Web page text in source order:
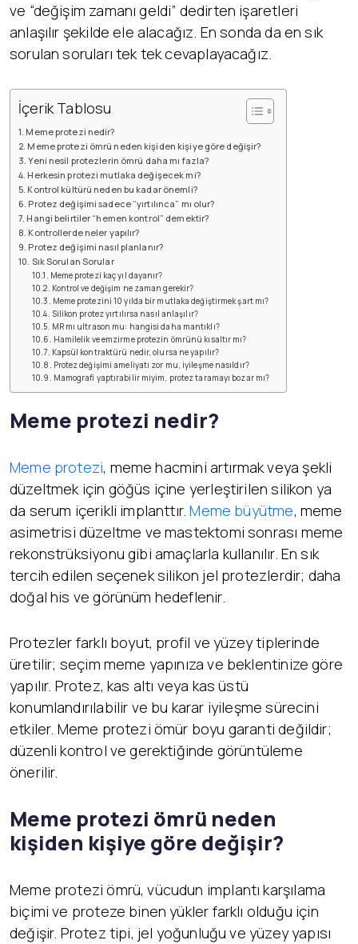
ve “değişim zamanı geldi” dedirten işaretleri
anlaşılır şekilde ele alacağız. En sonda da en sık
sorulan soruları tek tek cevaplayacağız.
İçerik Tablosu
Meme protezi nedir?
Meme protezi ömrü neden kişiden kişiye göre değişir?
Yeni nesil protezlerin ömrü daha mı fazla?
Herkesin protezi mutlaka değişecek mi?
Kontrol kültürü neden bu kadar önemli?
Protez değişimi sadece “yırtılınca” mı olur?
Hangi belirtiler “hemen kontrol” demektir?
Kontrollerde neler yapılır?
Protez değişimi nasıl planlanır?
Sık Sorulan Sorular
Meme protezi kaç yıl dayanır?
Kontrol ve değişim ne zaman gerekir?
Meme protezini 10 yılda bir mutlaka değiştirmek şart mı?
Silikon protez yırtılırsa nasıl anlaşılır?
MR mı ultrason mu: hangisi daha mantıklı?
Hamilelik ve emzirme protezin ömrünü kısaltır mı?
Kapsül kontraktürü nedir, olursa ne yapılır?
Protez değişimi ameliyatı zor mu, iyileşme nasıldır?
Mamografi yaptırabilir miyim, protez taramayı bozar mı?
Meme protezi nedir?
Meme protezi, meme hacmini artırmak veya şekli
düzeltmek için göğüs içine yerleştirilen silikon ya
da serum içerikli implanttır.Meme büyütme, meme
asimetrisi düzeltme ve mastektomi sonrası meme
rekonstrüksiyonu gibi amaçlarla kullanılır. En sık
tercih edilen seçenek silikon jel protezlerdir; daha
doğal his ve görünüm hedeflenir.
Protezler farklı boyut, profil ve yüzey tiplerinde
üretilir; seçim meme yapınıza ve beklentinize göre
yapılır. Protez, kas altı veya kas üstü
konumlandırılabilir ve bu karar iyileşme sürecini
etkiler. Meme protezi ömür boyu garanti değildir;
düzenli kontrol ve gerektiğinde görüntüleme
önerilir.
Meme protezi ömrü neden
kişiden kişiye göre değişir?
Meme protezi ömrü, vücudun implantı karşılama
biçimi ve proteze binen yükler farklı olduğu için
değişir. Protez tipi, jel yoğunluğu ve yüzey yapısı